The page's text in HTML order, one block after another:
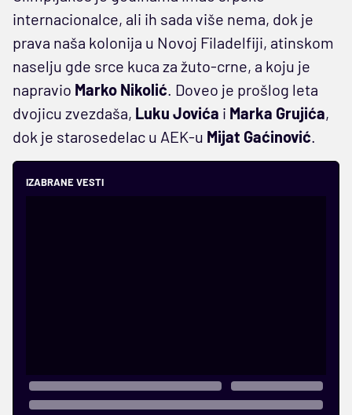
internacionalce, ali ih sada više nema, dok je
prava naša kolonija u Novoj Filadelfiji, atinskom
naselju gde srce kuca za žuto-crne, a koju je
napravio Marko Nikolić. Doveo je prošlog leta
dvojicu zvezdaša, Luku Jovića i Marka Grujića,
dok je starosedelac u AEK-u Mijat Gaćinović.
IZABRANE VESTI